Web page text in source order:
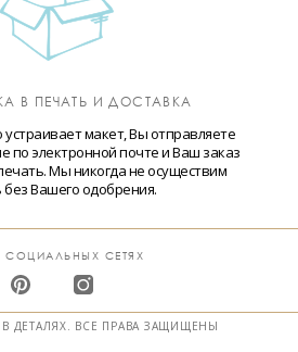
В ПЕЧАТЬ И ДОСТАВКА
устраивает макет, Вы отправляете
по электронной почте и Ваш заказ
Мы никогда не осуществим
без Вашего одобрения.
СОЦИАЛЬНЫХ СЕТЯХ
В ДЕТАЛЯХ. ВСЕ ПРАВА ЗАЩИЩЕНЫ